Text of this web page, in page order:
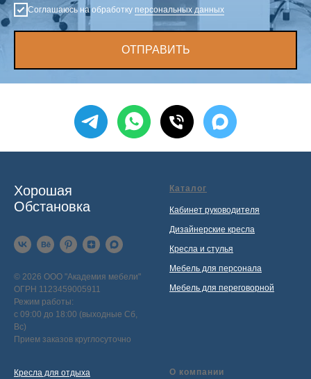
Соглашаюсь на обработку персональных данных
ОТПРАВИТЬ
Хорошая
Обстановка
© 2026 ООО "Академия мебели"
ОГРН 1123459005911
Режим работы:
с 09:00 до 18:00 (выходные Сб,
Вс)
Прием заказов круглосуточно
Каталог
Кабинет руководителя
Дизайнерские кресла
Кресла и стулья
Мебель для персонала
Мебель для переговорной
Кресла для отдыха О компании